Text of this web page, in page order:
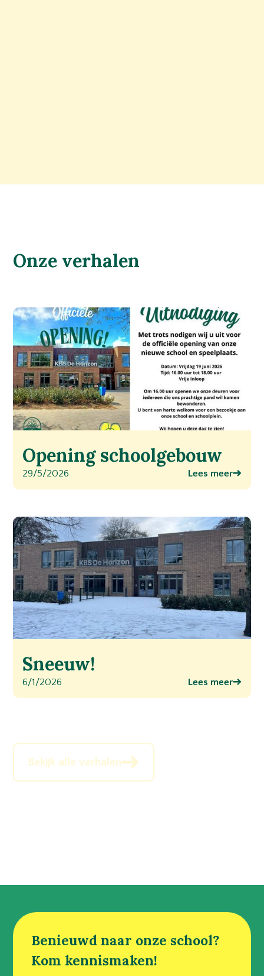
Onze verhalen
Opening schoolgebouw
29/5/2026 Lees meer
Sneeuw!
6/1/2026 Lees meer
Bekijk alle verhalen
Benieuwd naar onze school?
Kom kennismaken!